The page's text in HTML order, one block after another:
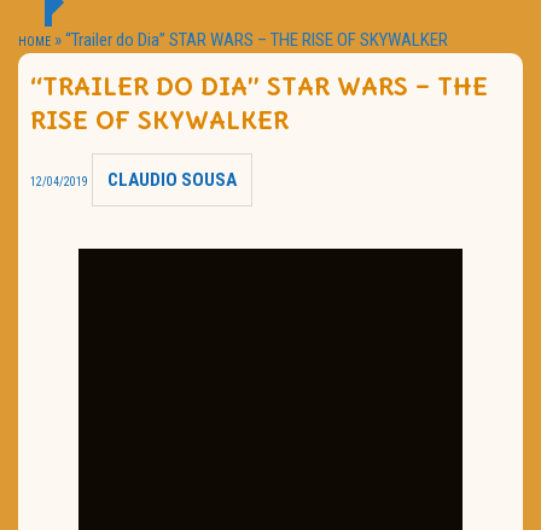
PASSATEMPOS
HOME CINEMA
NOTA PESSOAL
TRAILER DO DIA
HOME »“Trailer do Dia” STAR WARS – THE RISE OF SKYWALKER
“TRAILER DO DIA” STAR WARS – THE
RISE OF SKYWALKER
12/04/2019 CLAUDIO SOUSA